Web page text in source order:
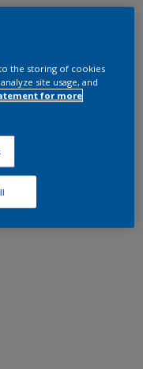
to the storing of cookies
site usage, and
for more